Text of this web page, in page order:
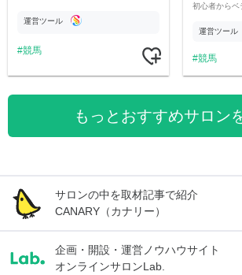
運営ツール
競馬
初心者からベ
運営ツール
競馬
もっとおすすめサロン
サロンの中を取材記事で紹介
CANARY（カナリー）
企画・開設・運営ノウハウサイト
オンラインサロンLab.